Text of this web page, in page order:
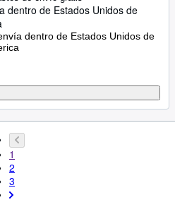
dentro de Estados Unidos de
dentro de Estados Unidos de
1
2
3